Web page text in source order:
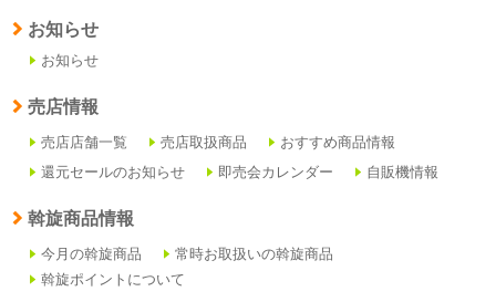
お知らせ
お知らせ
売店情報
売店店舗一覧 売店取扱商品
おすすめ商品情報
還元セールのお知らせ
即売会カレンダー 自販機情報
斡旋商品情報
今月の斡旋商品
常時お取扱いの斡旋商品
斡旋ポイントについて